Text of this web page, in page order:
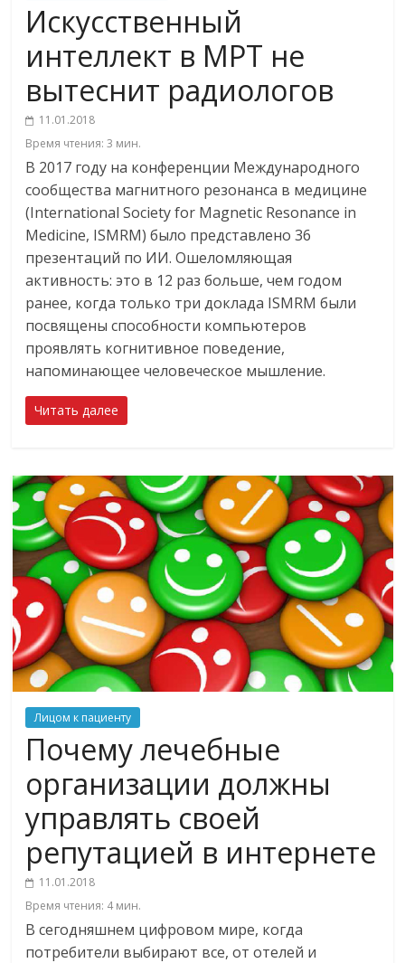
Искусственный
интеллект в МРТ не
вытеснит радиологов
11.01.2018
Время чтения:3 мин.
В 2017 году на конференции Международного
сообщества магнитного резонанса в медицине
(International Society for Magnetic Resonance in
Medicine, ISMRM) было представлено 36
презентаций по ИИ. Ошеломляющая
активность: это в 12 раз больше, чем годом
ранее, когда только три доклада ISMRM были
посвящены способности компьютеров
проявлять когнитивное поведение,
напоминающее человеческое мышление.
Читать далее
Лицом к пациенту
Почему лечебные
организации должны
управлять своей
репутацией в интернете
11.01.2018
Время чтения: 4 мин.
В сегодняшнем цифровом мире, когда
потребители выбирают все, от отелей и